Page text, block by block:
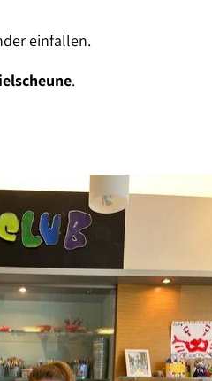
einfallen.
.